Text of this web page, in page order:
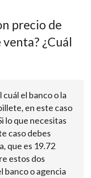
precio de
¿Cuál
el banco o la
en este caso
lo que necesitas
caso debes
que es 19.72
estos dos
banco o agencia